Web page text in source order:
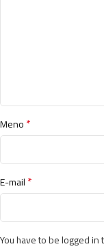
Kallos maska
4,99€
Meno*
E-mail*
You have to be logged